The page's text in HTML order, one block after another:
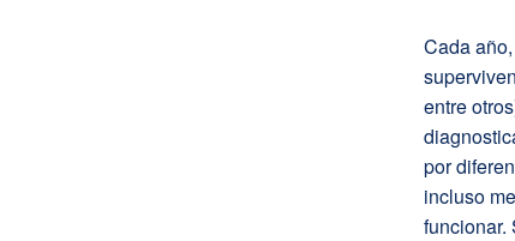
Cada
entre
por
incluso
funcionar.